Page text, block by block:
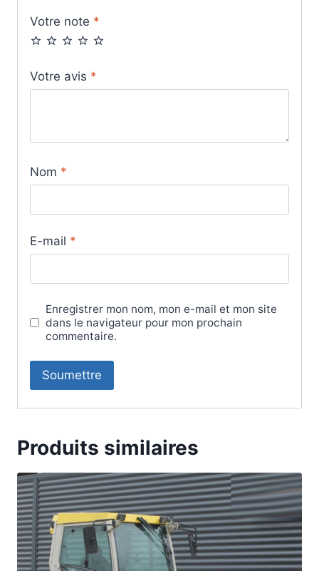
Votre note *
Votre avis *
Nom *
E-mail *
Enregistrer mon nom, mon e-mail et mon site
dans le navigateur pour mon prochain
commentaire.
Produits similaires